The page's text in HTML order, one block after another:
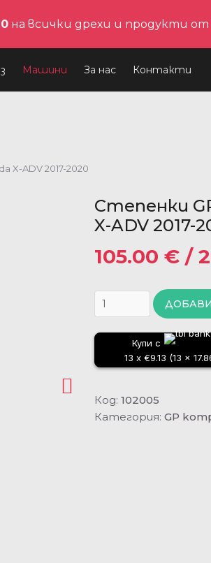
Машини За нас Контакти
X-ADV 2017-2020
Степенки
X-ADV 2017-
105.00 € /
Купи с
13 x €9.13 (13 x
Код: 102005
Категория: GP
на всички дрехи и продукти от